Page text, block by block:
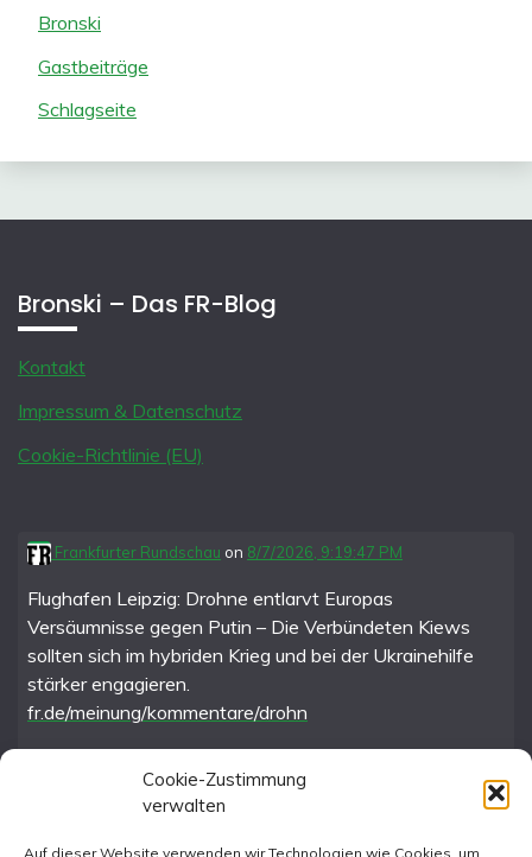
Cookie-Zustimmung
verwalten
Auf dieser Website verwenden wir Technologien wie Cookies, um
Bronski
Gastbeiträge
Schlagseite
Bronski – Das FR-Blog
Kontakt
Impressum & Datenschutz
Cookie-Richtlinie (EU)
Frankfurter Rundschau on 8/7/2026, 9:19:47 PM
Flughafen Leipzig: Drohne entlarvt Europas
Versäumnisse gegen Putin – Die Verbündeten Kiews
sollten sich im hybriden Krieg und bei der Ukrainehilfe
stärker engagieren.
fr.de/meinung/kommentare/drohn